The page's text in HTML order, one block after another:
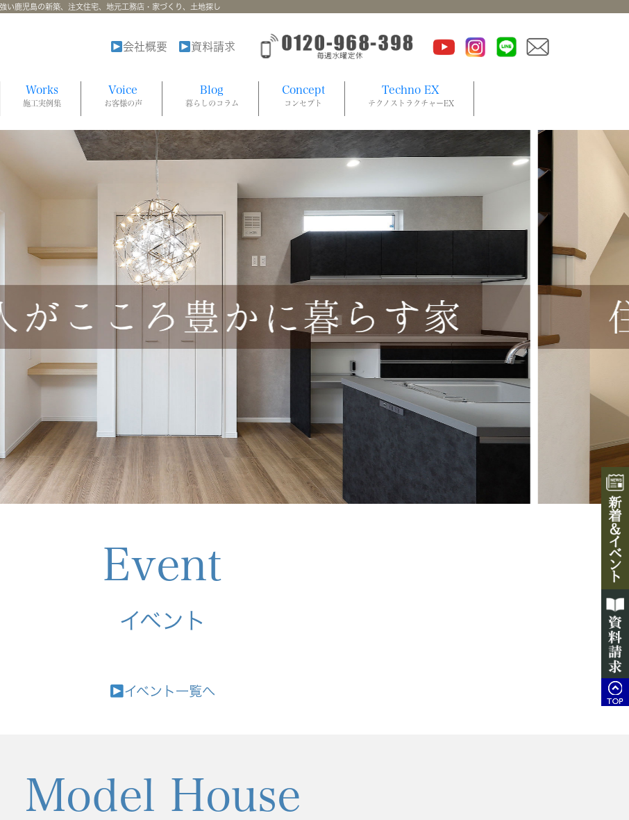
鹿児島の新築、注文住宅、地元工務店・家づくり、土地探し
会社概要 資料請求
Works
施工実例集
Voice
お客様の声
Blog
暮らしのコラム
Concept
コンセプト
Techno EX
テクノストラクチャーEX
Event
イベント
イベント一覧へ
Model House